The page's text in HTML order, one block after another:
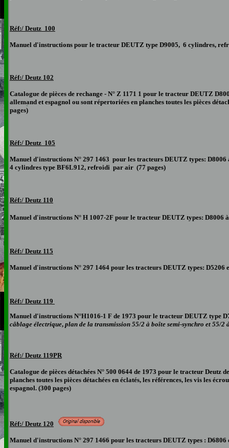
Réf:/ Deutz 100
Manuel d'instructions pour le tracteur DEUTZ type D9005, 6 cylindres,
Réf:/ Deutz 102
Catalogue de pièces de rechange - N° Z 1171 1 pour le tracteur DEUTZ
allemand et espagnol ou sont répertoriées en planches toutes les pièces
pages)
Réf:/ Deutz 105
Manuel d'instructions N° 297 1463 pour les tracteurs DEUTZ types:
4 cylindres type BF6L912, refroidi par air (77 pages)
Réf:/ Deutz 110
Manuel d'instructions N° H 1007-2F pour le tracteur DEUTZ types: D8006
Réf:/ Deutz 115
Manuel d'instructions N° 297 1464 pour les tracteurs DEUTZ types:
Réf:/ Deutz 119
Manuel d'instructions N°H1016-1 F de 1973 pour le tracteur DEUTZ type
câblage électrique, plan de la transmission 55/2 à boîte semi-synchro et 55/2
Réf:/ Deutz 119PR
Catalogue de pièces détachées N° 500 0644 de 1973 pour le tracteur
planches toutes les pièces détachées en éclatés, les références, les vis les
espagnol. (300 pages)
Réf:/ Deutz 120
Manuel d'instructions N° 297 1466 pour les tracteurs DEUTZ types :